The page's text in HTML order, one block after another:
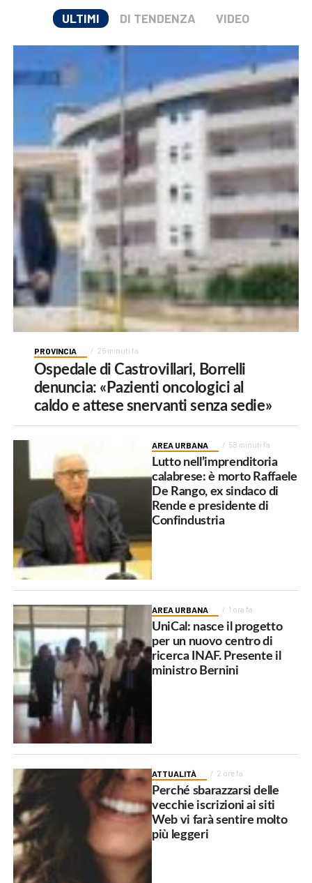
ULTIMI DI TENDENZA VIDEO
PROVINCIA 25 minuti fa
Ospedale di Castrovillari, Borrelli
denuncia: «Pazienti oncologici al
caldo e attese snervanti senza sedie»
AREA URBANA 58 minuti fa
Lutto nell’imprenditoria
calabrese: è morto Raffaele
De Rango, ex sindaco di
Rende e presidente di
Confindustria
AREA URBANA 1 ora fa
UniCal: nasce il progetto
per un nuovo centro di
ricerca INAF. Presente il
ministro Bernini
ATTUALITÀ 2 ore fa
Perché sbarazzarsi delle
vecchie iscrizioni ai siti
Web vi farà sentire molto
più leggeri